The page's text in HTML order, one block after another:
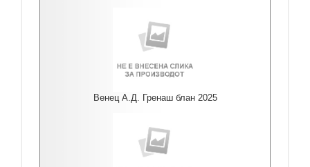
Венец А.Д. Гренаш блан 2025